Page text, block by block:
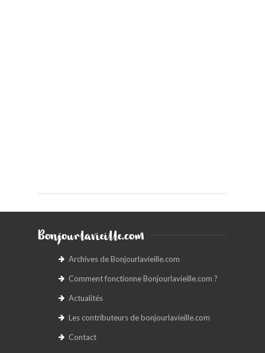
Bonjourlavieille.com
Archives de Bonjourlavieille.com
Comment fonctionne Bonjourlavieille.com ?
Actualités
Les contributeurs de bonjourlavieille.com
Contact